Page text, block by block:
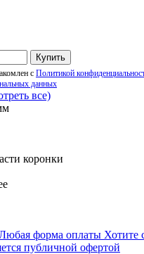
Купить
с Политикой
данных
все)
коронки
форма оплаты Хотите
публичной офертой